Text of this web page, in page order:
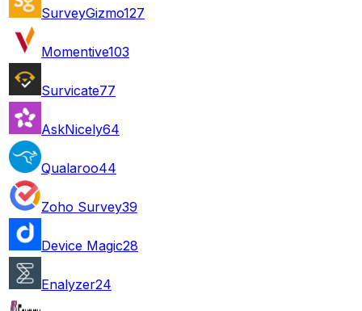
SurveyGizmo127
Momentive103
Survicate77
AskNicely64
Qualaroo44
Zoho Survey39
Device Magic28
Enalyzer24